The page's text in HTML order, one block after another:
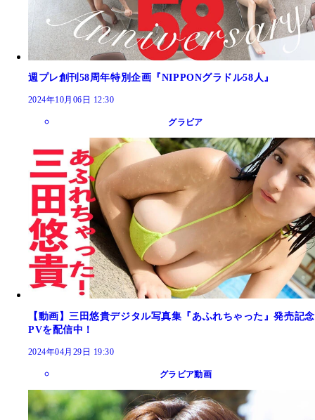
週プレ創刊58周年特別企画『NIPPONグラドル58人』
2024年10月06日 12:30
グラビア
【動画】三田悠貴デジタル写真集『あふれちゃった』発売記念
PVを配信中！
2024年04月29日 19:30
グラビア動画